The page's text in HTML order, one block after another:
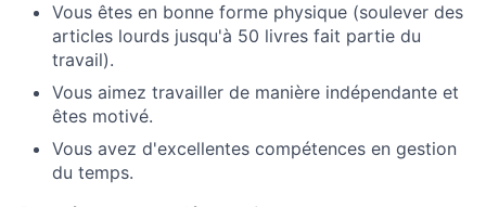
Vous êtes en bonne forme physique (soulever des
articles lourds jusqu'à 50 livres fait partie du
travail).
Vous aimez travailler de manière indépendante et
êtes motivé.
Vous avez d'excellentes compétences en gestion
du temps.